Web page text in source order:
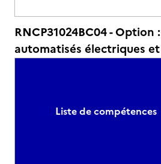
RNCP31024BC04 - Option
automatisés électriques
Liste de compétences